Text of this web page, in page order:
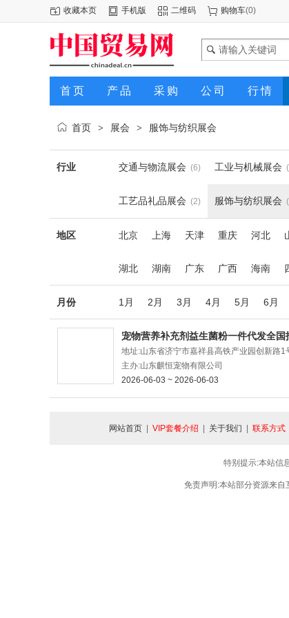
收藏本页 手机版 二维码 购物车(0)
首页 产品 采购 公司 行情
首页 > 展会 > 服饰与纺织展会
行业 交通与物流展会 (6) 工业与机械展会
工艺品礼品展会 (2) 服饰与纺织展会
地区 北京 上海 天津 重庆 河北
湖北 湖南 广东 广西 海南
月份 1月 2月 3月 4月 5月 6月
宠物营养补充剂益生菌粉一件代发全国
地址:山东省济宁市嘉祥县高铁产业园创新路1
主办:山东麒恒宠物有限公司
2026-06-03 ~ 2026-06-03
网站首页 VIP套餐介绍 关于我们 联系方式
特别提示:本站信
免责声明:本站部分资源来